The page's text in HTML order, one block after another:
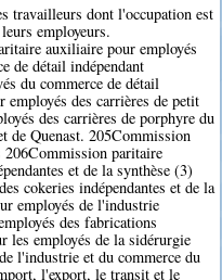
travailleurs dont l'occupation est
employeurs.
auxiliaire pour employés
de détail indépendant
du commerce de détail
des carrières de petit
des carrières de porphyre du
de Quenast. 205Commission
206Commission paritaire
et de la synthèse (3)
cokeries indépendantes et de la
employés de l'industrie
des fabrications
les employés de la sidérurgie
l'industrie et du commerce du
l'export, le transit et le